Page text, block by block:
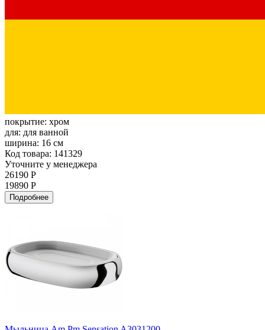
покрытие: хром
для: для ванной
ширина: 16 см
Код товара: 141329
Уточните у менеджера
26190 Р
19890 Р
Подробнее